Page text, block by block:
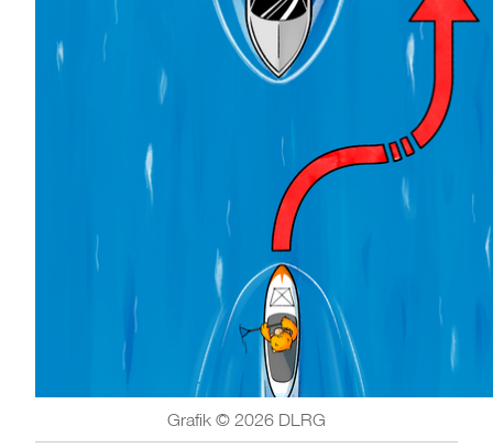
Grafik © 2026 DLRG